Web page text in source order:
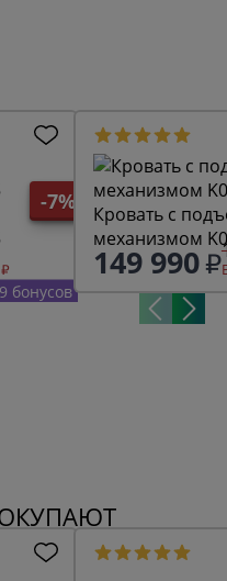
-7%
бонусов
Кровать с
механизмом
149 990